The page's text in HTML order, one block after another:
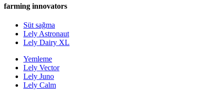
farming innovators
Süt sağma
Lely Astronaut
Lely Dairy XL
Yemleme
Lely Vector
Lely Juno
Lely Calm